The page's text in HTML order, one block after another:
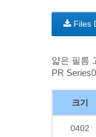
Files
얇은 필름
PR
크기
0402